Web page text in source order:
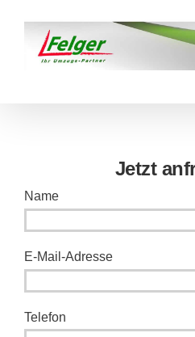
content
Jetzt
Name
E-Mail-Adresse
Telefon